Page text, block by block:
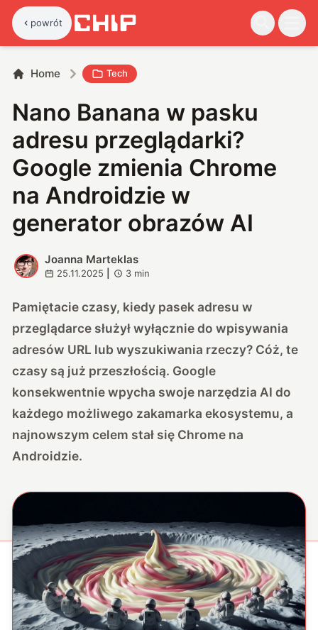
powrót
Home Tech
Nano Banana w pasku
adresu przeglądarki?
Google zmienia Chrome
na Androidzie w
generator obrazów AI
J
Joanna Marteklas
25.11.2025 3 min
Pamiętacie czasy, kiedy pasek adresu w
przeglądarce służył wyłącznie do wpisywania
adresów URL lub wyszukiwania rzeczy? Cóż, te
czasy są już przeszłością. Google
konsekwentnie wpycha swoje narzędzia AI do
każdego możliwego zakamarka ekosystemu, a
najnowszym celem stał się Chrome na
Androidzie.